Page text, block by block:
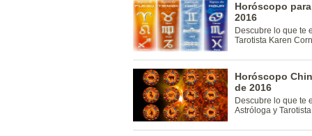
Horóscopo
2016
Descubre lo que te
Tarotista Karen
Horóscopo
de 2016
Descubre lo que te
Astróloga y